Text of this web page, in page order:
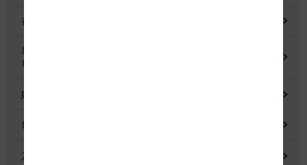
都市間高速道路料金割引検討会
鋼少数主桁橋の床版下面吹付コンクリートはく離・落下事象調査
検討委員会
東名高速道路宇利トンネル照明灯具落下事象調査検討会
NEXCO中日本グループの経営上の課題と取組み
入札に係る不正行為に関する調査及び再発防止のための委員会